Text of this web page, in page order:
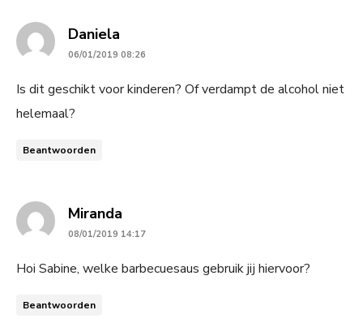
Daniela
06/01/2019 08:26
Is dit geschikt voor kinderen? Of verdampt de alcohol niet
helemaal?
Beantwoorden
Miranda
08/01/2019 14:17
Hoi Sabine, welke barbecuesaus gebruik jij hiervoor?
Beantwoorden